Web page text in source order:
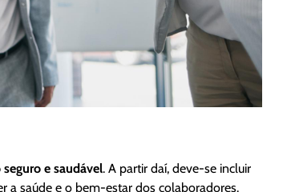
e saudável. A partir daí, deve-se incluir
a saúde e o bem-estar dos colaboradores.